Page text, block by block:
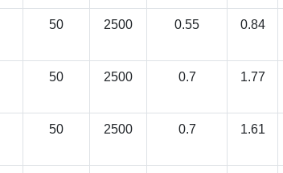
50 2500 0.55 0.84
50 2500 0.7 1.77
50 2500 0.7 1.61